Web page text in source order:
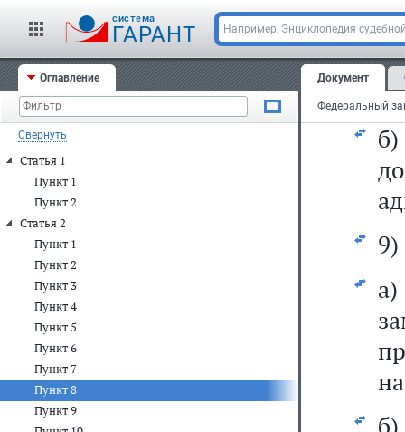
cистема
ГАРАНТ Например, Энциклопедия
Оглавление
Свернуть
Статья 1
Пункт 1
Пункт 2
Статья 2
Пункт 1
Пункт 2
Пункт 3
Пункт 4
Пункт 5
Пункт 6
Пункт 7
Пункт 8
Пункт 9
Документ